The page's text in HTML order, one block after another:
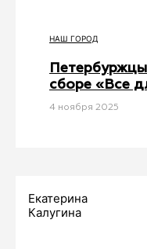
НАШ ГОРОД
сборе «Все
4 ноября 2025
Екатерина
Калугина